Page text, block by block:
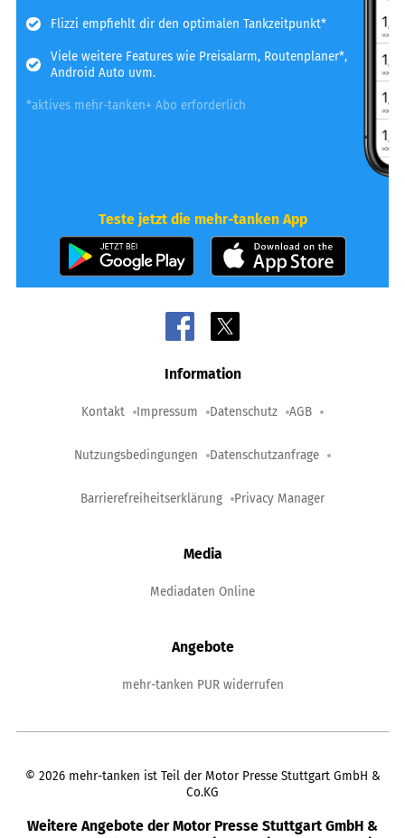
Flizzi empfiehlt dir den optimalen Tankzeitpunkt*
Viele weitere Features wie Preisalarm, Routenplaner*,
Android Auto uvm.
*aktives mehr-tanken+ Abo erforderlich
Teste jetzt die mehr-tanken App
Information
Kontakt Impressum Datenschutz AGB
Nutzungsbedingungen Datenschutzanfrage
Barrierefreiheitserklärung Privacy Manager
Media
Mediadaten Online
Angebote
mehr-tanken PUR widerrufen
© 2026 mehr-tanken ist Teil der Motor Presse Stuttgart GmbH &
Co.KG
Weitere Angebote der Motor Presse Stuttgart GmbH &